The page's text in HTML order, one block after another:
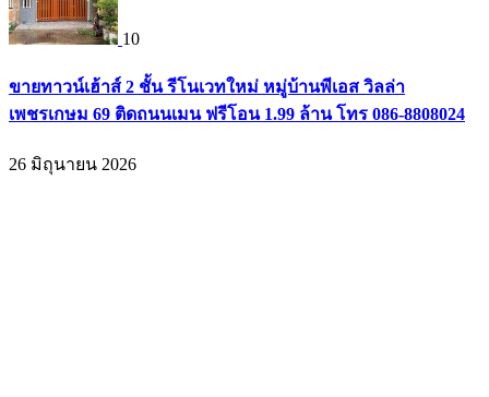
10
ขายทาวน์เฮ้าส์ 2 ชั้น รีโนเวทใหม่ หมู่บ้านพีเอส วิลล่า
เพชรเกษม 69 ติดถนนเมน ฟรีโอน 1.99 ล้าน โทร 086-8808024
26 มิถุนายน 2026